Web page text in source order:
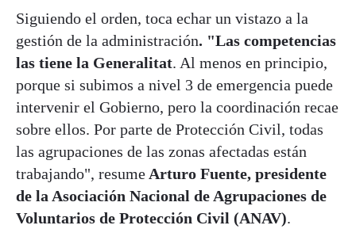
Siguiendo el orden, toca echar un vistazo a la
gestión de la administración. "Las competencias
las tiene la Generalitat. Al menos en principio,
porque si subimos a nivel 3 de emergencia puede
intervenir el Gobierno, pero la coordinación recae
sobre ellos. Por parte de Protección Civil, todas
las agrupaciones de las zonas afectadas están
trabajando", resume Arturo Fuente, presidente
de la Asociación Nacional de Agrupaciones de
Voluntarios de Protección Civil (ANAV).